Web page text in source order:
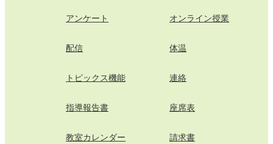
アンケート オンライン授業
配信 体温
トピックス機能 連絡
指導報告書 座席表
教室カレンダー 請求書